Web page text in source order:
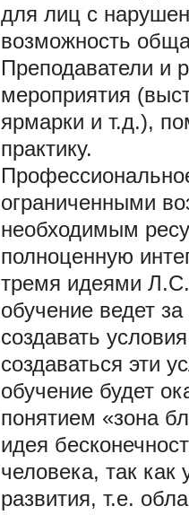
для лиц с
возможность
Преподаватели и
мероприятия
ярмарки и т.д.),
практику.
ограниченными
необходимым
полноценную
тремя идеями Л.С.
обучение ведет
создавать
создаваться эти
обучение будет
понятием «зона
идея
человека, так
развития, т.е.